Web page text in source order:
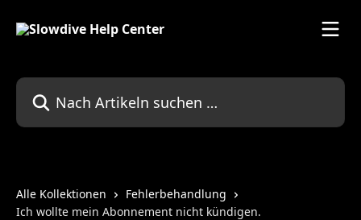
Nach Artikeln suchen …
Alle Kollektionen
Fehlerbehandlung
Ich wollte mein Abonnement nicht kündigen.